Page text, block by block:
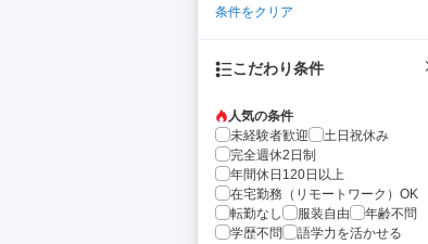
条件をクリア
こだわり条件
人気の条件
未経験者歓迎
土日祝休み
完全週休2日制
年間休日120日以上
在宅勤務（リモートワーク）OK
転勤なし
服装自由
年齢不問
学歴不問
語学力を活かせる